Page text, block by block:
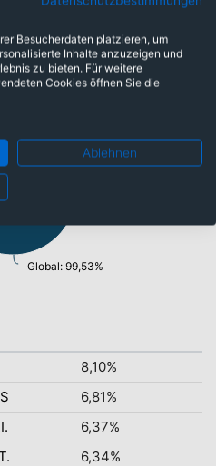
Global: 99,53%
8,10%
6,81%
6,37%
6,34%
Besucherdaten platzieren, um
Inhalte anzuzeigen und
zu bieten. Für weitere
Cookies öffnen Sie die
Ablehnen